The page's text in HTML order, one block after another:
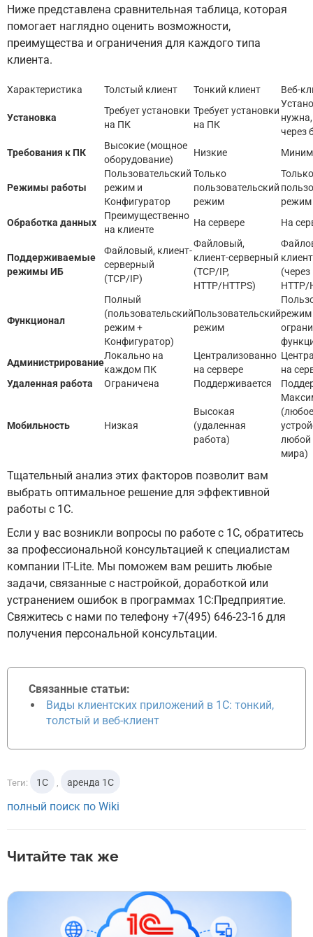
Ниже представлена сравнительная таблица, которая
помогает наглядно оценить возможности,
преимущества и ограничения для каждого типа
клиента.
Характеристика Толстый клиент Тонкий клиент Веб-
Установка
Требует установки
на ПК
Требует установки
на ПК
через
Требования к ПК
Высокие (мощное
оборудование)
Низкие
Режимы работы
Пользовательский
режим и
Конфигуратор
Только
пользовательский
режим
Только
режим
Обработка данных
Преимущественно
на клиенте
На сервере На
Поддерживаемые
режимы ИБ
Файловый, клиент-
серверный
(TCP/IP)
Файловый,
клиент-серверный
(TCP/IP,
HTTP/HTTPS)
(через
HTTP/
Функционал
Полный
(пользовательский
режим +
Конфигуратор)
Пользовательский
режим
режим
Администрирование
Локально на
каждом ПК
Централизованно
на сервере
на
Удаленная работа
Ограничена Поддерживается
Мобильность Низкая
Высокая
(удаленная
работа)
(любое
любой
мира)
Тщательный анализ этих факторов позволит вам
выбрать оптимальное решение для эффективной
работы с 1С.
Если у вас возникли вопросы по работе с 1С, обратитесь
за профессиональной консультацией к специалистам
компании IT-Lite. Мы поможем вам решить любые
задачи, связанные с настройкой, доработкой или
устранением ошибок в программах 1С:Предприятие.
Свяжитесь с нами по телефону +7(495) 646-23-16 для
получения персональной консультации.
Связанные статьи:
Виды клиентских приложений в 1С: тонкий,
толстый и веб-клиент
Теги: 1С , аренда 1С
полный поиск по Wiki
Читайте так же